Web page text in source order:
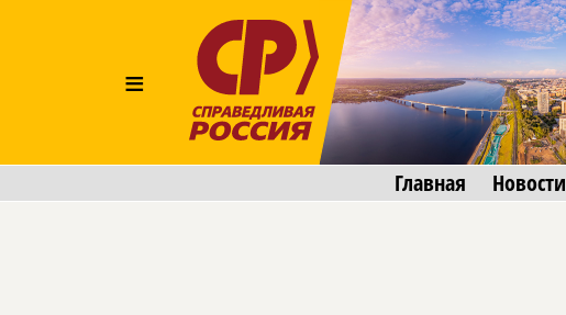
≡
Главная Новости